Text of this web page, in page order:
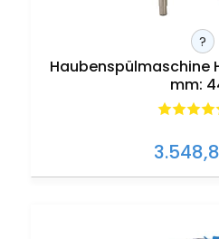
?
Haubenspülmaschine
mm: